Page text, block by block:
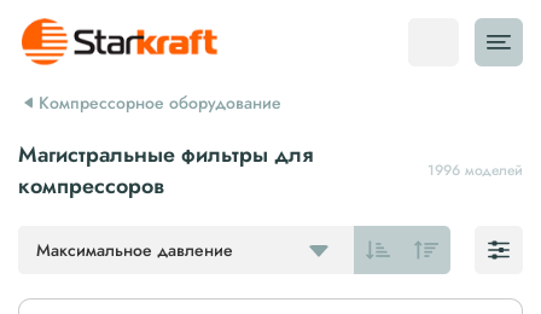
Компрессорное оборудование
Магистральные фильтры для
компрессоров
1996 моделей
Максимальное давление